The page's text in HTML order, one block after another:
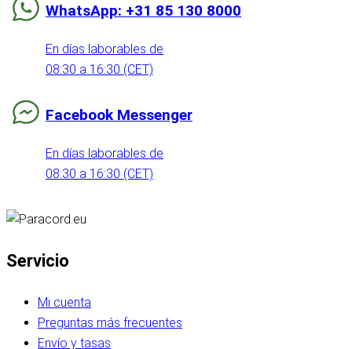
WhatsApp: +31 85 130 8000
En días laborables de
08:30 a 16:30 (CET)
Facebook Messenger
En días laborables de
08:30 a 16:30 (CET)
Servicio
Mi cuenta
Preguntas más frecuentes
Envío y tasas